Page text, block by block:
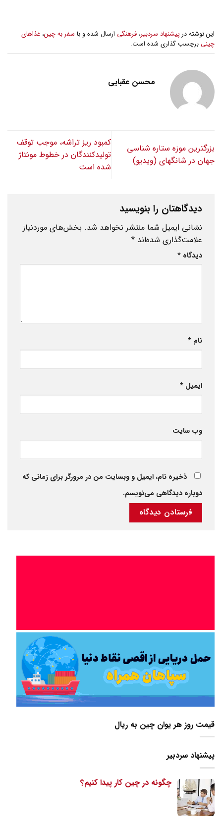
این نوشته در پیشنهاد سردبیر، فرهنگی ارسال شده و با سفر به چین، غذاهای
چینی برچسب گذاری شده است.
محسن عقبایی
بزرگترین موزه ستاره شناسی
جهان در شانگهای (ویدیو)
کمبود ریز تراشه، موجب توقف
تولیدکنندگان در خطوط مونتاژ
شده است
دیدگاهتان را بنویسید
نشانی ایمیل شما منتشر نخواهد شد. بخش‌های موردنیاز
علامت‌گذاری شده‌اند *
دیدگاه *
نام *
ایمیل *
وب‌ سایت
ذخیره نام، ایمیل و وبسایت من در مرورگر برای زمانی که
دوباره دیدگاهی می‌نویسم.
قیمت روز هر یوان چین به ریال
پیشنهاد سردبیر
چگونه در چین کار پیدا کنیم؟